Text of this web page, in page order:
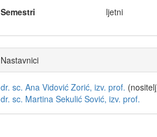
Semestri
ljetni
Nastavnici
dr. sc. Ana Vidović Zorić, izv. prof.
dr. sc. Martina Sekulić Sović, izv. prof.